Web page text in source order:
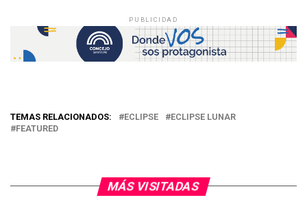
lunar del 15-16 de mayo:
https://t.co/UAhLyzNR9X
pic.twitter.com/9JzQunOvES
PUBLICIDAD
TEMAS RELACIONADOS: ECLIPSE
ECLIPSE LUNAR
FEATURED
MÁS VISITADAS